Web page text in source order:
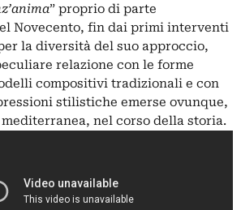
” proprio di parte
Novecento, fin dai primi interventi
la diversità del suo approccio,
relazione con le forme
compositivi tradizionali e con
stilistiche emerse ovunque,
nel corso della storia.